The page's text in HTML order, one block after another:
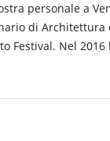
personale a
di
Festival. Nel